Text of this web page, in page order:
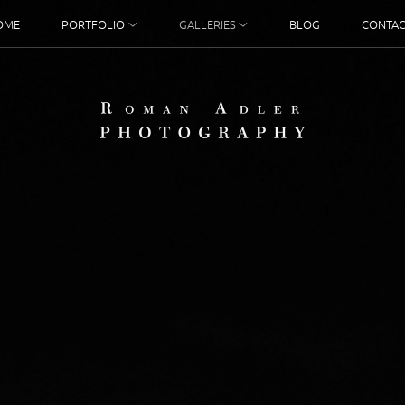
PORTFOLIO GALLERIES BLOG